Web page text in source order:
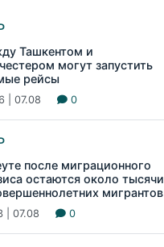
Ташкентом и
могут запустить
рейсы
| 07.08 0
после миграционного
остаются около тысячи
мигрантов
| 07.08 0